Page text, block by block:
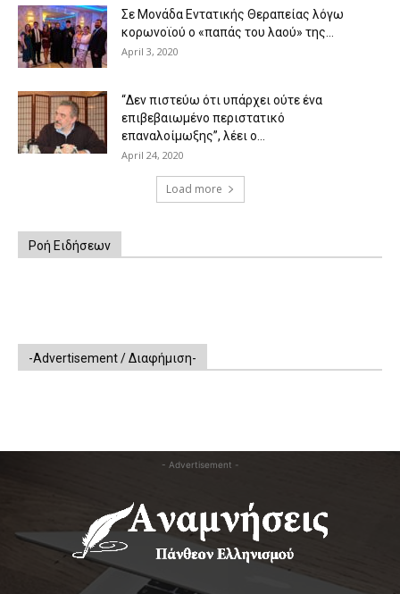
Σε Μονάδα Εντατικής Θεραπείας λόγω
κορωνοϊού ο «παπάς του λαού» της...
April 3, 2020
“Δεν πιστεύω ότι υπάρχει ούτε ένα
επιβεβαιωμένο περιστατικό
επαναλοίμωξης”, λέει ο...
April 24, 2020
Load more
Ροή Ειδήσεων
-Advertisement / Διαφήμιση-
- Advertisement -